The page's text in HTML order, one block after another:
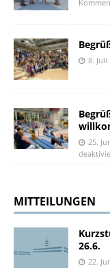
8. Juli
25.
MITTEILUNGEN
26.6.
22.